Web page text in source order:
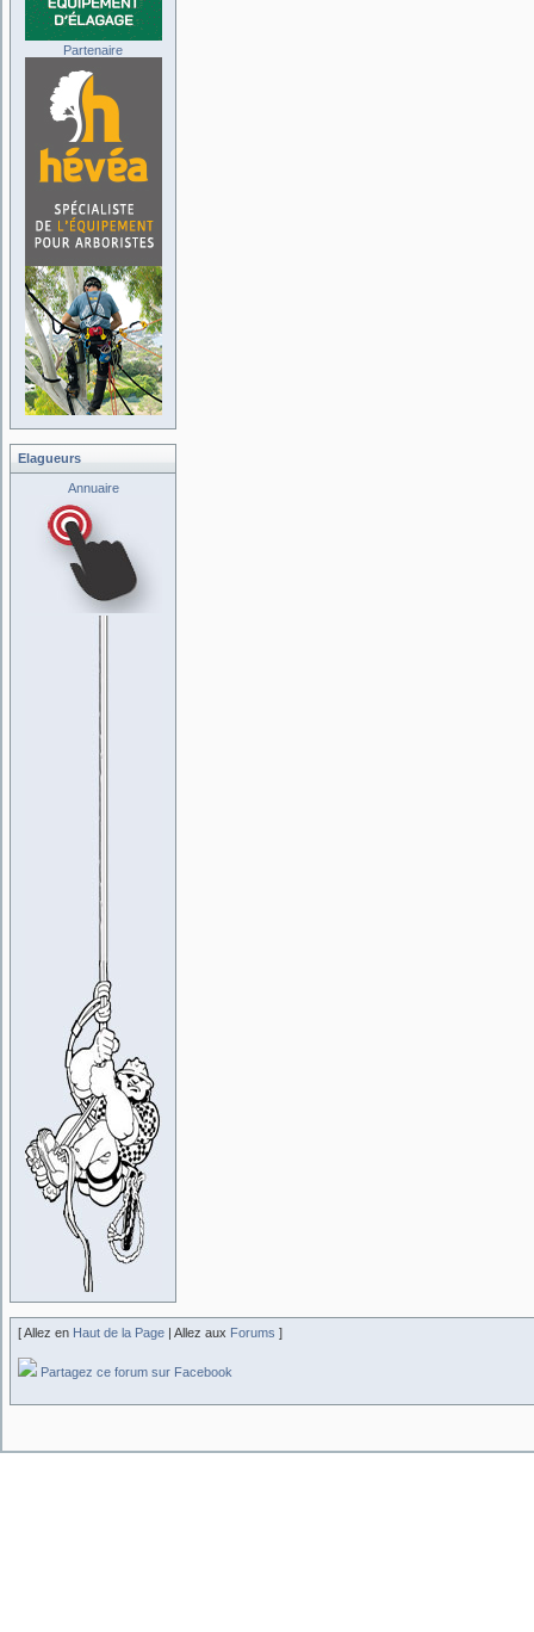
Partenaire
Elagueurs
Annuaire
[ Allez en Haut de la Page | Allez aux Forums ]
Partagez ce forum sur Facebook